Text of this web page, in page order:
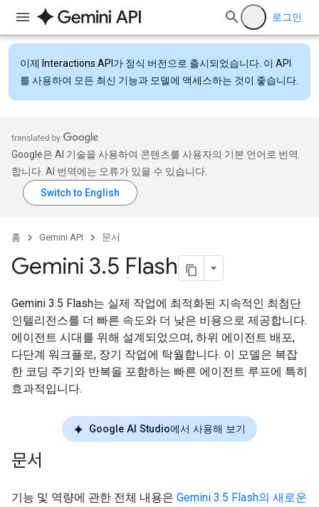
로그인
이제 Interactions API 가 정식 버전으로 출시되었습니다. 이 API
를 사용하여 모든 최신 기능과 모델에 액세스하는 것이 좋습니다.
Google은 AI 기술을 사용하여 콘텐츠를 사용자의 기본 언어로 번역
합니다. AI 번역에는 오류가 있을 수 있습니다.
홈 Gemini API 문서
Gemini 3.5 Flash
Gemini 3.5 Flash는 실제 작업에 최적화된 지속적인 최첨단
인텔리전스를 더 빠른 속도와 더 낮은 비용으로 제공합니다.
에이전트 시대를 위해 설계되었으며, 하위 에이전트 배포,
다단계 워크플로, 장기 작업에 탁월합니다. 이 모델은 복잡
한 코딩 주기와 반복을 포함하는 빠른 에이전트 루프에 특히
효과적입니다.
Google AI Studio에서 사용해 보기
문서
기능 및 역량에 관한 전체 내용은 Gemini 3.5 Flash의 새로운